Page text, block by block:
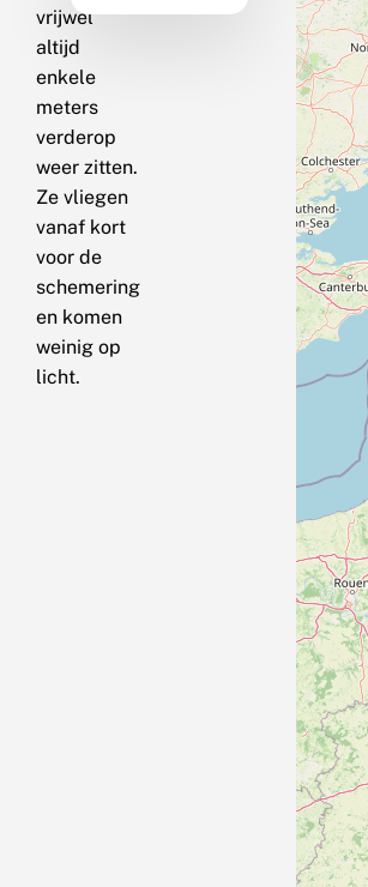
vrijwel
altijd
enkele
meters
verderop
weer zitten.
Ze vliegen
vanaf kort
voor de
schemering
en komen
weinig op
licht.